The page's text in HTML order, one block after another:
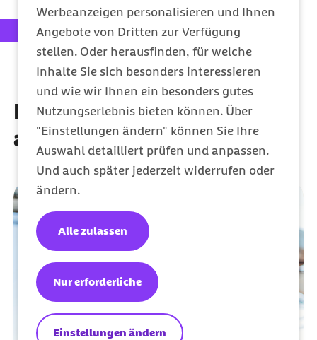
Werbeanzeigen personalisieren und Ihnen
Angebote von Dritten zur Verfügung
stellen. Oder herausfinden, für welche
Inhalte Sie sich besonders interessieren
und wie wir Ihnen ein besonders gutes
Nutzungserlebnis bieten können. Über
"Einstellungen ändern" können Sie Ihre
Auswahl detailliert prüfen und anpassen.
Und auch später jederzeit widerrufen oder
ändern.
Einstellungen ändern
Nur erforderliche
Alle zulassen
externer Link:
0202 568 333 0505
Diese Artikel könnten Sie
auch interessieren